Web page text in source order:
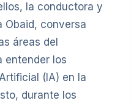
la conductora y
Obaid, conversa
áreas del
entender los
(IA) en la
durante los